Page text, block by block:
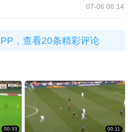
07-06 06:14
，查看20条精彩评论
00:33 00:11